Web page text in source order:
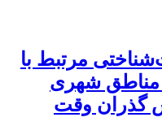
مرتبط با
مناطق شهری
گذران وقت